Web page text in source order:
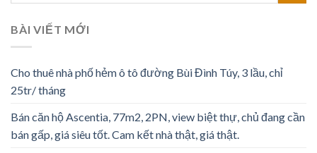
BÀI VIẾT MỚI
Cho thuê nhà phố hẻm ô tô đường Bùi Đình Túy, 3 lầu, chỉ
25tr/ tháng
Bán căn hộ Ascentia, 77m2, 2PN, view biệt thự, chủ đang cần
bán gấp, giá siêu tốt. Cam kết nhà thật, giá thật.